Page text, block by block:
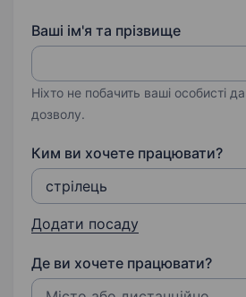
Ваші ім'я та прізвище
Ніхто не побачить ваші особисті
дозволу.
Ким ви хочете працювати?
Додати посаду
Де ви хочете працювати?